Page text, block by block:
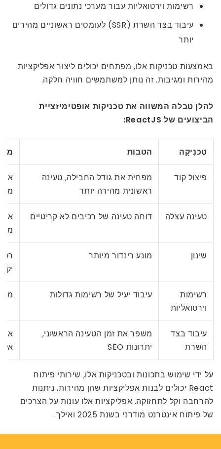
רשימות וירטואליות עבור מערכי נתונים גדולים
עיבוד בצד השרת (SSR) לעומסים ראשוניים מהירים
יותר
באמצעות טכניקות אלו, מפתחים יכולים ליצור אפליקציות
מהירות ומגיבות. זה נותן למשתמשים חוויה חלקה.
להלן טבלה המשווה את טכניקות אופטימיזציית
הביצועים של ReactJS:
טֶכנִיקָה הטבות
פיצול קוד
מפחית את גודל החבילה, טעינה
ראשונית מהירה יותר
טעינה עצלה דוחה טעינה של רכיבים לא קריטיים
שינון מונע רינדור מיותר
רשימות
וירטואליות
עיבוד יעיל של רשימות גדולות
עיבוד בצד
השרת
משפר את זמן הטעינה הראשוני,
יתרונות SEO
על ידי שימוש בתכונות ובטכניקות אלו, שירותי פיתוח
React יכולים לבנות אפליקציות שהן מהירות, ניתנות
להרחבה וקל לתחזוקה. אפליקציות אלו עונות על הצרכים
של פיתוח אינטרנט מודרני בשנת 2025 ואילך.